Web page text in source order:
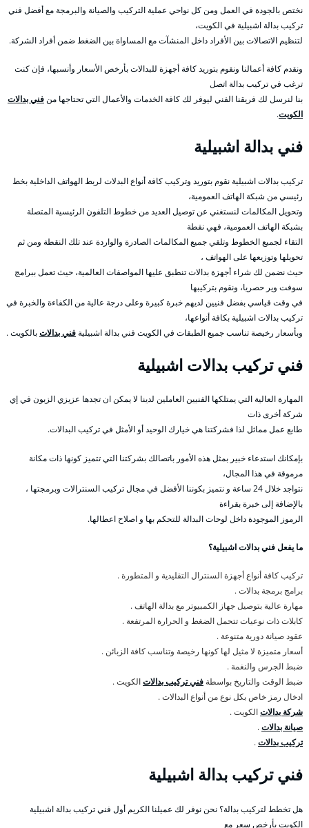
نختص بالجودة في العمل ومن كل نواحي عملية التركيب والصيانة والبرمجة مع أفضل فني
تركيب بدالة اشبيلية في الكويت،
لتنظيم الاتصالات بين الأفراد داخل المنشآت مع المساواة بين الضغط ضمن أفراد الشركة.
ونقدم كافة أعمالنا ونقوم بتوريد كافة أجهزة للبدالات بأرخص الأسعار وأنسبها، فإن كنت
ترغب في تركيب بدالة اتصل
بنا لنرسل لك فريقنا الفني ليوفر لك كافة الخدمات والأعمال التي تحتاجها منفني بدالات
الكويت.
فني بدالة اشبيلية
تركيب بدالات اشبيلية نقوم بتوريد وتركيب كافة أنواع البدلات لربط الهواتف الداخلية بخط
رئيسي من شبكة الهاتف العمومية،
وتحويل المكالمات لنستغني عن توصيل العديد من خطوط التلفون الرئيسية المتصلة
بشبكة الهاتف العمومية، فهي نقطة
التقاء لجميع الخطوط وتلقي جميع المكالمات الصادرة والواردة عند تلك النقطة ومن ثم
تحويلها وتوزيعها على الهواتف ،
حيث نضمن لك شراء أجهزة بدالات تنطبق عليها المواصفات العالمية، حيث تعمل ببرامج
سوفت وير حصريا، ونقوم بتركيبها
في وقت قياسي بفضل فنيين لديهم خبرة كبيرة وعلى درجة عالية من الكفاءة والخبرة في
تركيب بدالات اشبيلية بكافة أنواعها،
وبأسعار رخيصة تناسب جميع الطبقات في الكويت فني بدالة اشبيليةفني بدالاتبالكويت .
فني تركيب بدالات اشبيلية
المهارة العالية التي يمتلكها الفنيين العاملين لدينا لا يمكن ان تجدها عزيزي الزبون في إي
شركة أخرى ذات
طابع عمل مماثل لذا فشركتنا هي خيارك الوحيد أو الأمثل في تركيب البدالات.
بإمكانك استدعاء خبير بمثل هذه الأمور باتصالك بشركتنا التي تتميز كونها ذات مكانة
مرموقة في هذا المجال،
نتواجد خلال 24 ساعة و نتميز بكوننا الأفضل في مجال تركيب السنترالات وبرمجتها ،
بالإضافة إلى خبرة بقراءة
الرموز الموجودة داخل لوحات البدالة للتحكم بها و اصلاح اعطالها.
ما يفعل فني بدالات اشبيلية؟
تركيب كافة أنواع أجهزة السنترال التقليدية و المتطورة .
برامج برمجة بدالات .
مهارة عالية بتوصيل جهاز الكمبيوتر مع بدالة الهاتف .
كابلات ذات نوعيات تتحمل الضغط و الحرارة المرتفعة .
عقود صيانة دورية متنوعة .
أسعار متميزة لا مثيل لها كونها رخيصة وتناسب كافة الزبائن .
ضبط الجرس والنغمة .
ضبط الوقت والتاريخ بواسطة فني تركيب بدالاتالكويت .
ادخال رمز خاص بكل نوع من أنواع البدالات .
شركة بدالاتالكويت .
صيانة بدالات.
تركيب بدالات.
فني تركيب بدالة اشبيلية
هل تخطط لتركيب بدالة؟ نحن نوفر لك عميلنا الكريم أول فني تركيب بدالة اشبيلية
الكويت بأرخص سعر مع